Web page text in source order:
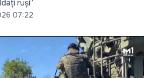
ruși”
07:22